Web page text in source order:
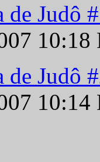
de Judô
de Judô